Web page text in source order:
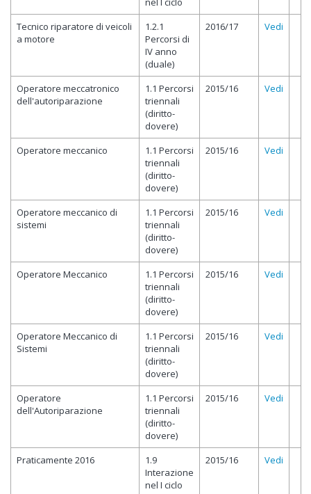
Tecnico riparatore di veicoli
a motore
1.2.1
Percorsi di
IV anno
(duale)
2016/17 Vedi
Operatore meccatronico
dell'autoriparazione
1.1 Percorsi
triennali
(diritto-
dovere)
2015/16 Vedi
Operatore meccanico
1.1 Percorsi
triennali
(diritto-
dovere)
2015/16 Vedi
Operatore meccanico di
sistemi
1.1 Percorsi
triennali
(diritto-
dovere)
2015/16 Vedi
Operatore Meccanico
1.1 Percorsi
triennali
(diritto-
dovere)
2015/16 Vedi
Operatore Meccanico di
Sistemi
1.1 Percorsi
triennali
(diritto-
dovere)
2015/16 Vedi
Operatore
dell'Autoriparazione
1.1 Percorsi
triennali
(diritto-
dovere)
2015/16 Vedi
Praticamente 2016
1.9
Interazione
nel I ciclo
2015/16 Vedi